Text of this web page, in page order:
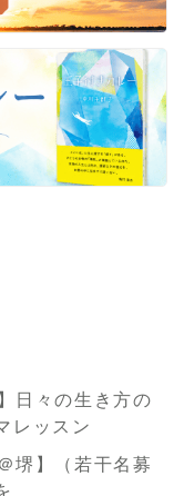
日々の生き方の
レッスン
堺】（若干名募